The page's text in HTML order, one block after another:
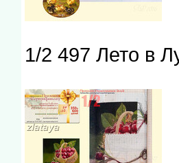
1/2 497 Лето в